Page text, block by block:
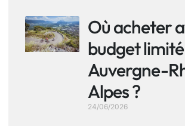
Où acheter
budget
Auvergne-
Alpes ?
24/06/2026